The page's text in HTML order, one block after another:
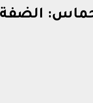
الضفة